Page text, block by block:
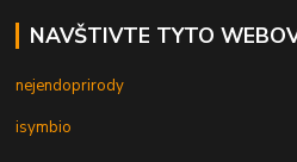
NAVŠTIVTE TYTO
nejendoprirody
isymbio